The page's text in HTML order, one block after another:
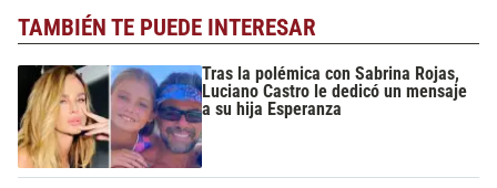
TAMBIÉN TE PUEDE INTERESAR
Tras la polémica con Sabrina Rojas,
Luciano Castro le dedicó un mensaje
a su hija Esperanza